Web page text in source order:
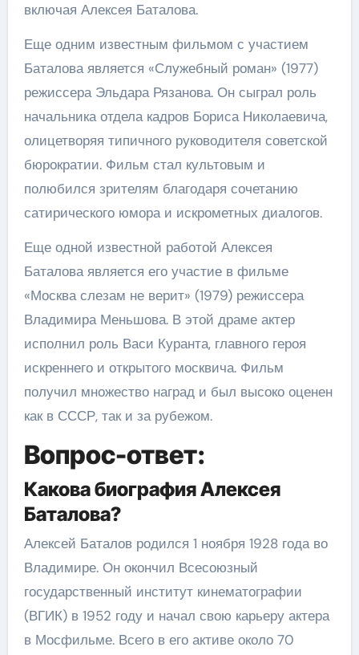
включая Алексея Баталова.
Еще одним известным фильмом с участием
Баталова является «Служебный роман» (1977)
режиссера Эльдара Рязанова. Он сыграл роль
начальника отдела кадров Бориса Николаевича,
олицетворяя типичного руководителя советской
бюрократии. Фильм стал культовым и
полюбился зрителям благодаря сочетанию
сатирического юмора и искрометных диалогов.
Еще одной известной работой Алексея
Баталова является его участие в фильме
«Москва слезам не верит» (1979) режиссера
Владимира Меньшова. В этой драме актер
исполнил роль Васи Куранта, главного героя
искреннего и открытого москвича. Фильм
получил множество наград и был высоко оценен
как в СССР, так и за рубежом.
Вопрос-ответ:
Какова биография Алексея
Баталова?
Алексей Баталов родился 1 ноября 1928 года во
Владимире. Он окончил Всесоюзный
государственный институт кинематографии
(ВГИК) в 1952 году и начал свою карьеру актера
в Мосфильме. Всего в его активе около 70